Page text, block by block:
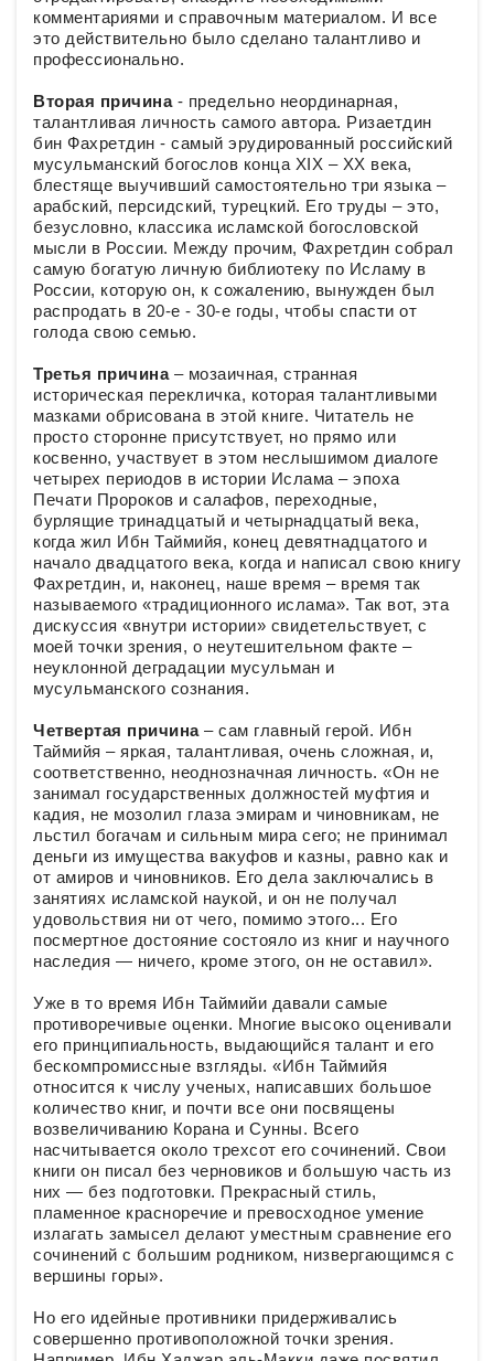
комментариями и справочным материалом. И все
это действительно было сделано талантливо и
профессионально.
Вторая причина- предельно неординарная,
талантливая личность самого автора. Ризаетдин
бин Фахретдин - самый эрудированный российский
мусульманский богослов конца XIX – XX века,
блестяще выучивший самостоятельно три языка –
арабский, персидский, турецкий. Его труды – это,
безусловно, классика исламской богословской
мысли в России. Между прочим, Фахретдин собрал
самую богатую личную библиотеку по Исламу в
России, которую он, к сожалению, вынужден был
распродать в 20-е - 30-е годы, чтобы спасти от
голода свою семью.
Третья причина– мозаичная, странная
историческая перекличка, которая талантливыми
мазками обрисована в этой книге. Читатель не
просто сторонне присутствует, но прямо или
косвенно, участвует в этом неслышимом диалоге
четырех периодов в истории Ислама – эпоха
Печати Пророков и салафов, переходные,
бурлящие тринадцатый и четырнадцатый века,
когда жил Ибн Таймийя, конец девятнадцатого и
начало двадцатого века, когда и написал свою книгу
Фахретдин, и, наконец, наше время – время так
называемого «традиционного ислама». Так вот, эта
дискуссия «внутри истории» свидетельствует, с
моей точки зрения, о неутешительном факте –
неуклонной деградации мусульман и
мусульманского сознания.
Четвертая причина– сам главный герой. Ибн
Таймийя – яркая, талантливая, очень сложная, и,
соответственно, неоднозначная личность. «Он не
занимал государственных должностей муфтия и
кадия, не мозолил глаза эмирам и чиновникам, не
льстил богачам и сильным мира сего; не принимал
деньги из имущества вакуфов и казны, равно как и
от амиров и чиновников. Его дела заключались в
занятиях исламской наукой, и он не получал
удовольствия ни от чего, помимо этого... Его
посмертное достояние состояло из книг и научного
наследия — ничего, кроме этого, он не оставил».
Уже в то время Ибн Таймийи давали самые
противоречивые оценки. Многие высоко оценивали
его принципиальность, выдающийся талант и его
бескомпромиссные взгляды. «Ибн Таймийя
относится к числу ученых, написавших большое
количество книг, и почти все они посвящены
возвеличиванию Корана и Сунны. Всего
насчитывается около трехсот его сочинений. Свои
книги он писал без черновиков и большую часть из
них — без подготовки. Прекрасный стиль,
пламенное красноречие и превосходное умение
излагать замысел делают уместным сравнение его
сочинений с большим родником, низвергающимся с
вершины горы».
Но его идейные противники придерживались
совершенно противоположной точки зрения.